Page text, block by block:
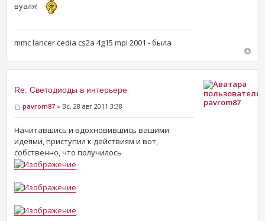
вуаля!
mmc lancer cedia cs2a 4g15 mpi 2001 - была
Re: Светодиоды в интерьере
pavrom87 » Вс, 28 авг 2011 3:38
Начитавшись и вдохновившись вашими
идеями, приступил к действиям и вот,
собственно, что получилось
pavrom87